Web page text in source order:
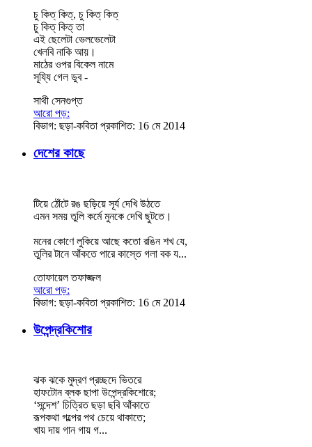
চু কিত্‌ কিত্‌, চু কিত্‌ কিত্‌
চু কিত্‌ কিত্‌ তা
এই ছেলেটা ভেলভেলেটা
খেলবি নাকি আয়।
মাঠের ওপর বিকেল নামে
সূয্যি গেল ডুব -
সাথী সেনগুপ্ত
আরো পড়:
বিভাগ: ছড়া-কবিতা প্রকাশিত: 16 মে 2014
দেশের কাছে
টিয়ে ঠোঁটে রঙ ছড়িয়ে সূর্য দেখি উঠতে
এমন সময় তুলি কর্মে মুনকে দেখি ছুটতে।
মনের কোণে লুকিয়ে আছে কতো রঙিন শখ যে,
তুলির টানে আঁকতে পারে কাস্তে গলা বক য...
তোফায়েল তফাজ্জল
আরো পড়:
বিভাগ: ছড়া-কবিতা প্রকাশিত: 16 মে 2014
উপেন্দ্রকিশোর
ঝক ঝকে মুদ্রণ প্রচ্ছদে ভিতরে
হাফটোন ব্লক ছাপা উপেন্দ্রকিশোরে;
‘সন্দেশ’ চিত্রিত ছড়া ছবি আঁকাতে
রূপকথা গল্পের পথ চেয়ে থাকাতে;
খায় দায় গান গায় গ...